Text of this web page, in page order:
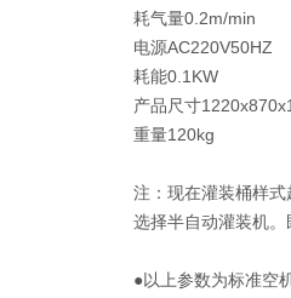
耗气量0.2m/min
电源AC220V50HZ
耗能0.1KW
产品尺寸
重量120kg
注：现在灌装桶样
选择半自动灌装机
●以上参数为标准空